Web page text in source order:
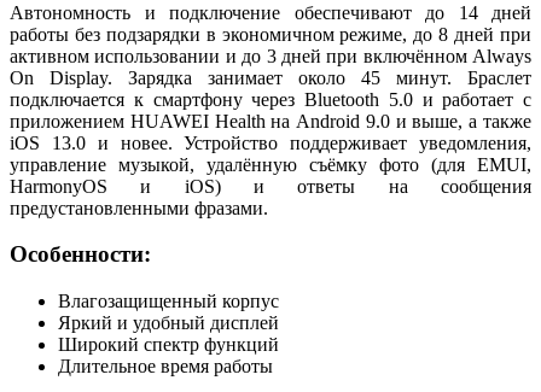
Автономность и подключение обеспечивают до 14 дней
работы без подзарядки в экономичном режиме, до 8 дней при
активном использовании и до 3 дней при включённом Always
On Display. Зарядка занимает около 45 минут. Браслет
подключается к смартфону через Bluetooth 5.0 и работает с
приложением HUAWEI Health на Android 9.0 и выше, а также
iOS 13.0 и новее. Устройство поддерживает уведомления,
управление музыкой, удалённую съёмку фото (для EMUI,
HarmonyOS и iOS) и ответы на сообщения
предустановленными фразами.
Особенности:
Влагозащищенный корпус
Яркий и удобный дисплей
Широкий спектр функций
Длительное время работы